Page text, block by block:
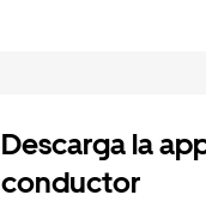
Descarga la
conductor